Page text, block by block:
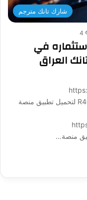
شارك تانك مترجم
4
في
العراق
R4uluz9x_764NeqZw?sub_confirmation=1 لتحميل تطبيق منصة